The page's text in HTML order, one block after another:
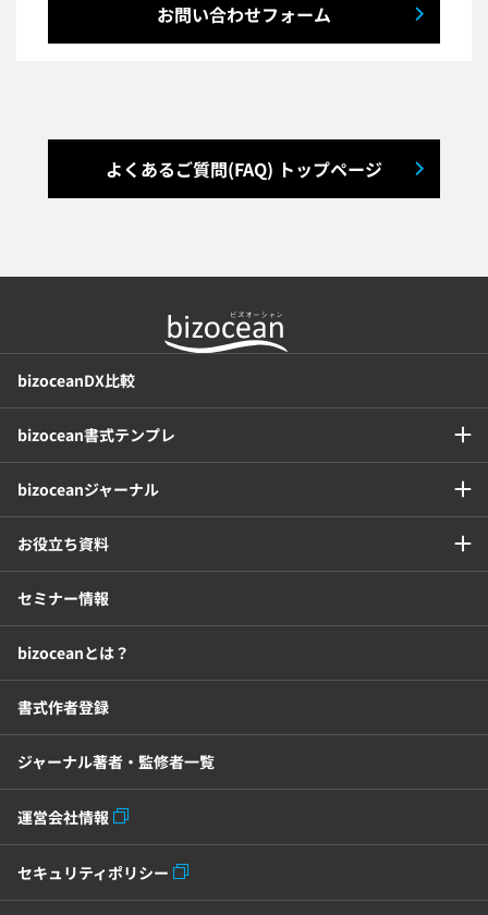
お問い合わせフォーム
よくあるご質問(FAQ) トップページ
bizoceanDX比較
bizocean書式テンプレ
bizoceanジャーナル
お役立ち資料
セミナー情報
bizoceanとは？
書式作者登録
ジャーナル著者・監修者一覧
運営会社情報
セキュリティポリシー